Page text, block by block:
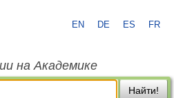
EN DE ES FR
на Академике
Найти!